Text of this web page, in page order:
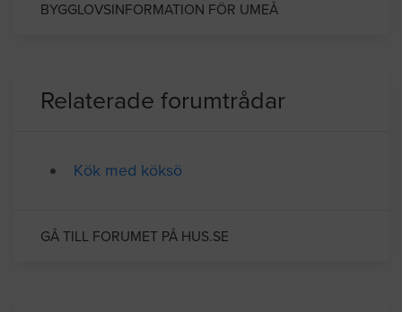
BYGGLOVSINFORMATION FÖR UMEÅ
Relaterade forumtrådar
Kök med köksö
GÅ TILL FORUMET PÅ HUS.SE